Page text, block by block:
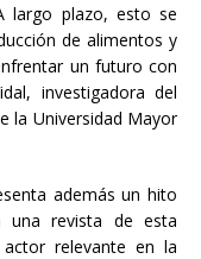
largo plazo, esto se
de alimentos y
un futuro con
investigadora del
la Universidad Mayor
además un hito
una revista de esta
relevante en la